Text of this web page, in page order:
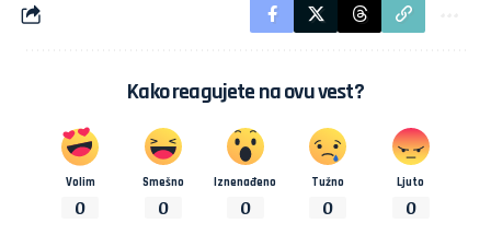
Kako reagujete na ovu vest?
Volim
0
Smešno
0
Iznenađeno
0
Tužno
0
Ljuto
0